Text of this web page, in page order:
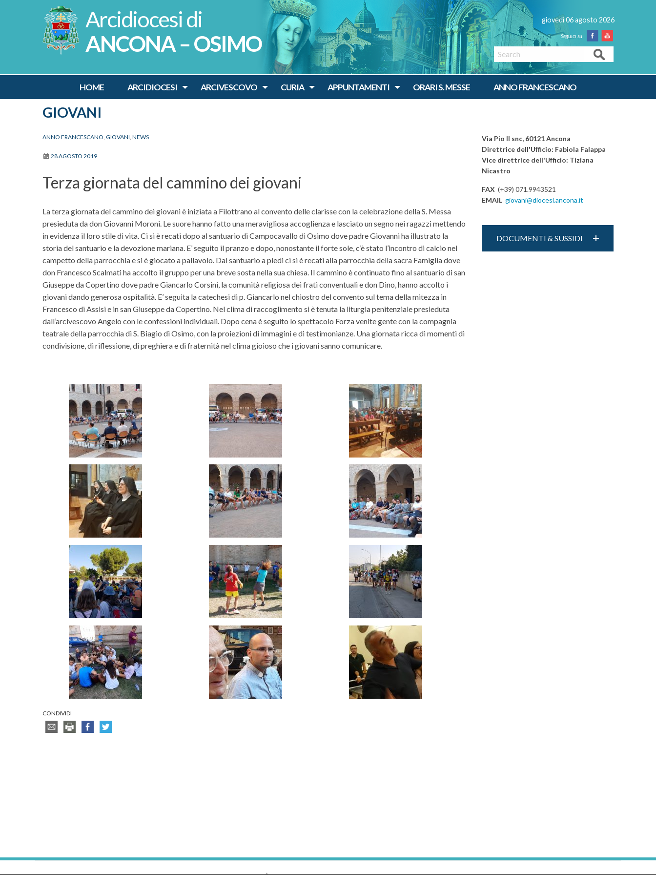
giovedì 06 agosto 2026
Facebook
Youtube
Search
GIOVANI
ANCONA – OSIMO
HOME ARCIDIOCESI ARCIVESCOVO CURIA APPUNTAMENTI ORARI S. MESSE ANNO FRANCESCANO
ANNO FRANCESCANO GIOVANI NEWS
28 AGOSTO 2019
Terza giornata del cammino dei giovani
La terza giornata del cammino dei giovani è iniziata a Filottrano al convento delle clarisse con la celebrazione della S. Messa
presieduta da don Giovanni Moroni. Le suore hanno fatto una meravigliosa accoglienza e lasciato un segno nei ragazzi mettendo
in evidenza il loro stile di vita. Ci si è recati dopo al santuario di Campocavallo di Osimo dove padre Giovanni ha illustrato la
storia del santuario e la devozione mariana. E’ seguito il pranzo e dopo, nonostante il forte sole, c’è stato l’incontro di calcio nel
campetto della parrocchia e si è giocato a pallavolo. Dal santuario a piedi ci si è recati alla parrocchia della sacra Famiglia dove
don Francesco Scalmati ha accolto il gruppo per una breve sosta nella sua chiesa. Il cammino è continuato fino al santuario di san
Giuseppe da Copertino dove padre Giancarlo Corsini, la comunità religiosa dei frati conventuali e don Dino, hanno accolto i
giovani dando generosa ospitalità. E’ seguita la catechesi di p. Giancarlo nel chiostro del convento sul tema della mitezza in
Francesco di Assisi e in san Giuseppe da Copertino. Nel clima di raccoglimento si è tenuta la liturgia penitenziale presieduta
dall’arcivescovo Angelo con le confessioni individuali. Dopo cena è seguito lo spettacolo Forza venite gente con la compagnia
teatrale della parrocchia di S. Biagio di Osimo, con la proiezioni di immagini e di testimonianze. Una giornata ricca di momenti di
condivisione, di riflessione, di preghiera e di fraternità nel clima gioioso che i giovani sanno comunicare.
CONDIVIDI
Via Pio II snc, 60121 Ancona
Direttrice dell'Ufficio: Fabiola Falappa
Vice direttrice dell'Ufficio: Tiziana
Nicastro
FAX (+39) 071.9943521
EMAIL giovani@diocesi.ancona.it
DOCUMENTI & SUSSIDI